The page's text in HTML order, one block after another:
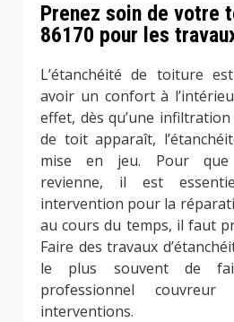
Prenez soin de votre
86170 pour les
L’étanchéité de toiture
avoir un confort à
effet, dès qu’une
de toit apparaît,
mise en jeu. Pour que
revienne, il est
intervention pour la
au cours du temps, il faut
Faire des travaux
le plus souvent de
professionnel
interventions.